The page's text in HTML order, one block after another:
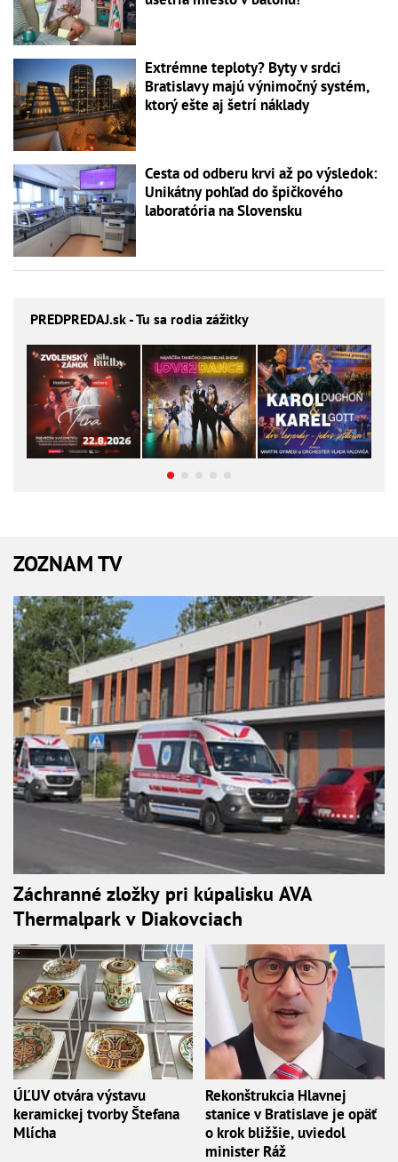
Extrémne teploty? Byty v srdci
Bratislavy majú výnimočný systém,
ktorý ešte aj šetrí náklady
Cesta od odberu krvi až po výsledok:
Unikátny pohľad do špičkového
laboratória na Slovensku
PREDPREDAJ.sk - Tu sa rodia zážitky
ZOZNAM TV
Záchranné zložky pri kúpalisku AVA
Thermalpark v Diakovciach
ÚĽUV otvára výstavu
keramickej tvorby Štefana
Mlícha
Rekonštrukcia Hlavnej
stanice v Bratislave je opäť
o krok bližšie, uviedol
minister Ráž